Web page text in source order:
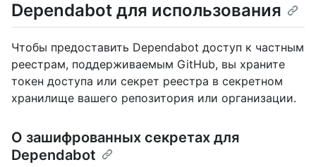
Dependabot для использования
Чтобы предоставить Dependabot доступ к частным
реестрам, поддерживаемым GitHub, вы храните
токен доступа или секрет реестра в секретном
хранилище вашего репозитория или организации.
О зашифрованных секретах для
Dependabot